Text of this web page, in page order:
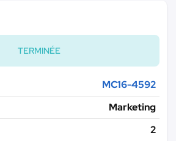
TERMINÉE
MC16-4592
Marketing
2